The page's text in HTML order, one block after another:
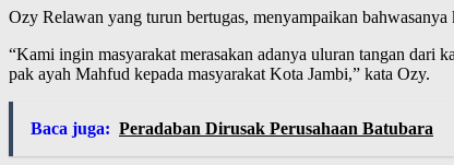
Ozy Relawan yang turun bertugas, menyampaikan
“Kami ingin masyarakat merasakan adanya uluran tangan dari
pak ayah Mahfud kepada masyarakat Kota Jambi,” kata Ozy.
Baca juga: Peradaban Dirusak Perusahaan Batubara